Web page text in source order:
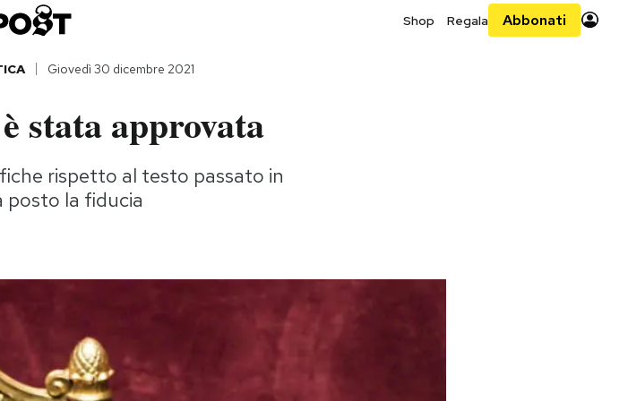
Shop Regala Abbonati
Giovedì 30 dicembre 2021
stata approvata
rispetto al testo passato in
posto la fiducia